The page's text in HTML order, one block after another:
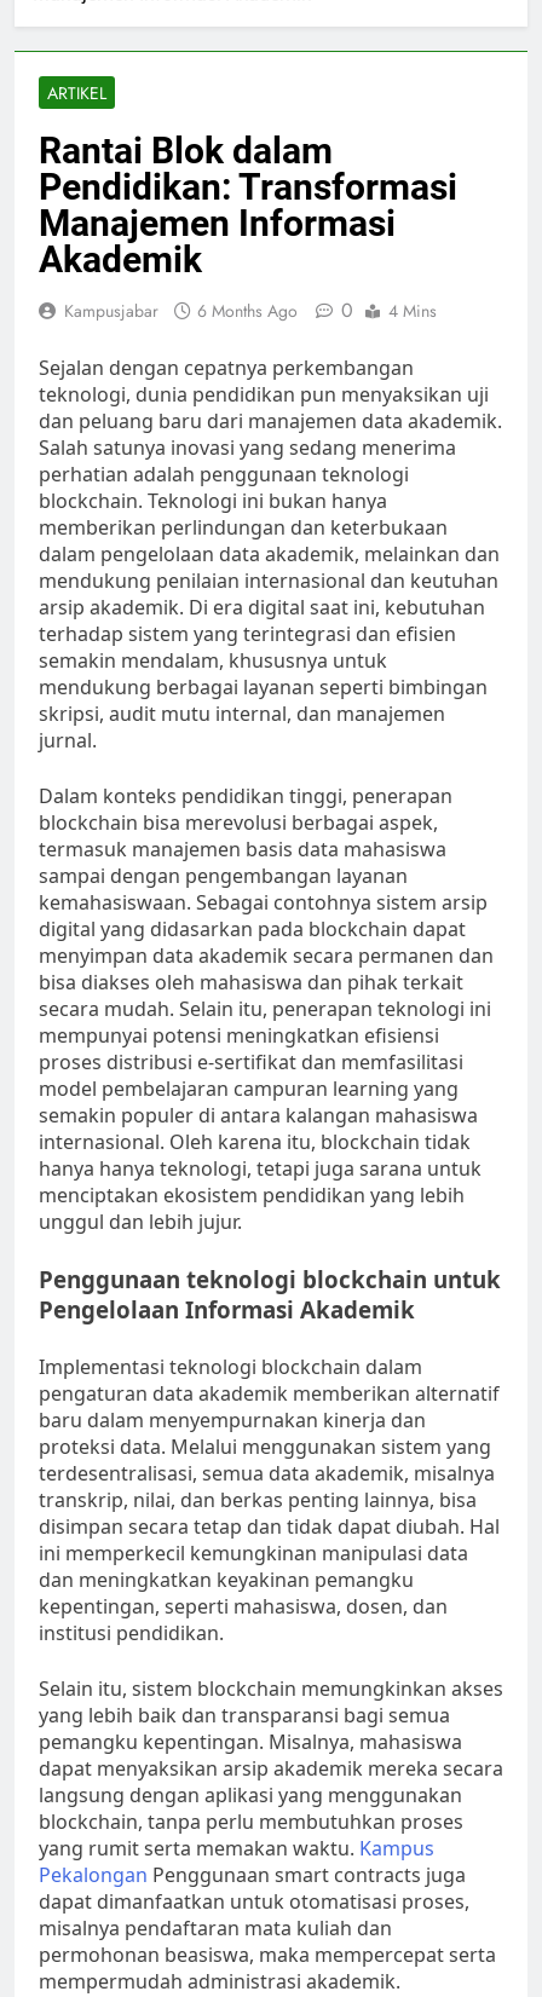
ARTIKEL
Rantai Blok dalam
Pendidikan: Transformasi
Manajemen Informasi
Akademik
Kampusjabar 6 Months Ago 0 4 Mins
Sejalan dengan cepatnya perkembangan
teknologi, dunia pendidikan pun menyaksikan uji
dan peluang baru dari manajemen data akademik.
Salah satunya inovasi yang sedang menerima
perhatian adalah penggunaan teknologi
blockchain. Teknologi ini bukan hanya
memberikan perlindungan dan keterbukaan
dalam pengelolaan data akademik, melainkan dan
mendukung penilaian internasional dan keutuhan
arsip akademik. Di era digital saat ini, kebutuhan
terhadap sistem yang terintegrasi dan efisien
semakin mendalam, khususnya untuk
mendukung berbagai layanan seperti bimbingan
skripsi, audit mutu internal, dan manajemen
jurnal.
Dalam konteks pendidikan tinggi, penerapan
blockchain bisa merevolusi berbagai aspek,
termasuk manajemen basis data mahasiswa
sampai dengan pengembangan layanan
kemahasiswaan. Sebagai contohnya sistem arsip
digital yang didasarkan pada blockchain dapat
menyimpan data akademik secara permanen dan
bisa diakses oleh mahasiswa dan pihak terkait
secara mudah. Selain itu, penerapan teknologi ini
mempunyai potensi meningkatkan efisiensi
proses distribusi e-sertifikat dan memfasilitasi
model pembelajaran campuran learning yang
semakin populer di antara kalangan mahasiswa
internasional. Oleh karena itu, blockchain tidak
hanya hanya teknologi, tetapi juga sarana untuk
menciptakan ekosistem pendidikan yang lebih
unggul dan lebih jujur.
Penggunaan teknologi blockchain untuk
Pengelolaan Informasi Akademik
Implementasi teknologi blockchain dalam
pengaturan data akademik memberikan alternatif
baru dalam menyempurnakan kinerja dan
proteksi data. Melalui menggunakan sistem yang
terdesentralisasi, semua data akademik, misalnya
transkrip, nilai, dan berkas penting lainnya, bisa
disimpan secara tetap dan tidak dapat diubah. Hal
ini memperkecil kemungkinan manipulasi data
dan meningkatkan keyakinan pemangku
kepentingan, seperti mahasiswa, dosen, dan
institusi pendidikan.
Selain itu, sistem blockchain memungkinkan akses
yang lebih baik dan transparansi bagi semua
pemangku kepentingan. Misalnya, mahasiswa
dapat menyaksikan arsip akademik mereka secara
langsung dengan aplikasi yang menggunakan
blockchain, tanpa perlu membutuhkan proses
yang rumit serta memakan waktu. Kampus
Pekalongan Penggunaan smart contracts juga
dapat dimanfaatkan untuk otomatisasi proses,
misalnya pendaftaran mata kuliah dan
permohonan beasiswa, maka mempercepat serta
mempermudah administrasi akademik.